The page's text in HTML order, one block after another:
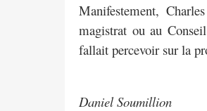
Manifestement,
magistrat ou au
fallait percevoir sur la
Daniel Soumillion